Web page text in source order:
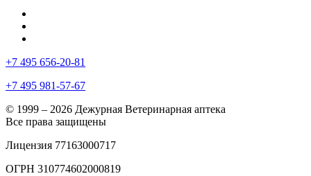
+7 495 656-20-81
+7 495 981-57-67
© 1999 – 2026 Дежурная Ветеринарная аптека
Все права защищены
Лицензия 77163000717
ОГРН 310774602000819